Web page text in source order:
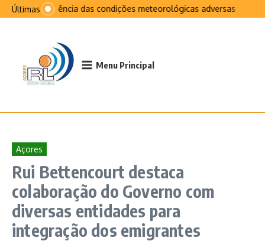
Ir para o conteúdo
Últimas
Na sequência das condições meteorológicas adversas que
Menu Principal
Açores
Rui Bettencourt destaca
colaboração do Governo com
diversas entidades para
integração dos emigrantes